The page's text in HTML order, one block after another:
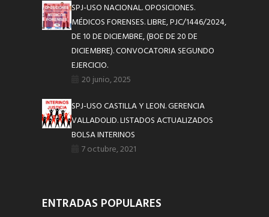
SPJ-USO NACIONAL. OPOSICIONES.
MÉDICOS FORENSES. LIBRE, PJC/1446/2024,
DE 10 DE DICIEMBRE, (BOE DE 20 DE
DICIEMBRE). CONVOCATORIA SEGUNDO
EJERCICIO.
20 junio, 2025
SPJ-USO CASTILLA Y LEON. GERENCIA
VALLADOLID. LISTADOS ACTUALIZADOS
BOLSA INTERINOS
7 octubre, 2021
ENTRADAS POPULARES